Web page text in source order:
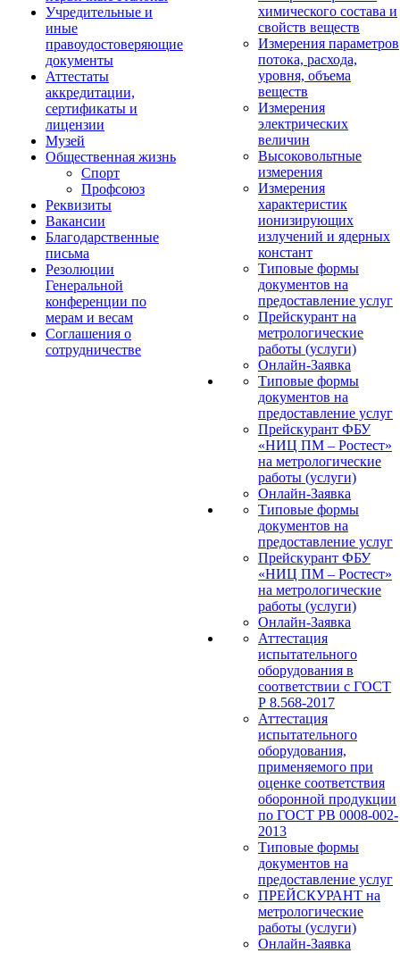
Учредительные и
иные
правоудостоверяющие
документы
Аттестаты
аккредитации,
сертификаты и
лицензии
Музей
Общественная жизнь
Спорт
Профсоюз
Реквизиты
Вакансии
Благодарственные
письма
Резолюции
Генеральной
конференции по
мерам и весам
Соглашения о
сотрудничестве
химического состава и
свойств веществ
Измерения параметров
потока, расхода,
уровня, объема
веществ
Измерения
электрических
величин
Высоковольтные
измерения
Измерения
характеристик
ионизирующих
излучений и ядерных
констант
Типовые формы
документов на
предоставление услуг
Прейскурант на
метрологические
работы (услуги)
Онлайн-Заявка
Типовые формы
документов на
предоставление услуг
Прейскурант ФБУ
«НИЦ ПМ – Ростест»
на метрологические
работы (услуги)
Онлайн-Заявка
Типовые формы
документов на
предоставление услуг
Прейскурант ФБУ
«НИЦ ПМ – Ростест»
на метрологические
работы (услуги)
Онлайн-Заявка
Аттестация
испытательного
оборудования в
соответствии с ГОСТ
Р 8.568-2017
Аттестация
испытательного
оборудования,
применяемого при
оценке соответствия
оборонной продукции
по ГОСТ РВ 0008-002-
2013
Типовые формы
документов на
предоставление услуг
ПРЕЙСКУРАНТ на
метрологические
работы (услуги)
Онлайн-Заявка